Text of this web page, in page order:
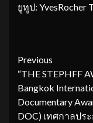
ยูทูป: YvesRocher
Continue
Reading
Previous
“THE STEPHFF
Bangkok
Documentary
DOC) เทศกาลปร